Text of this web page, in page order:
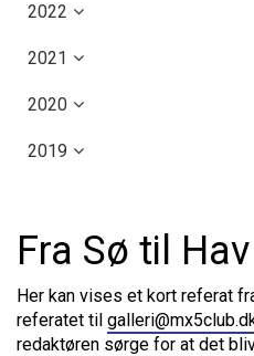
2022
2021
2020
2019
Fra Sø til
Her kan vises et kort referat
referatet til
redaktøren sørge for at det